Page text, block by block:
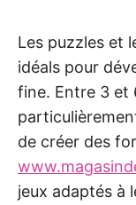
Les puzzles et
idéals pour
fine. Entre 3 et
de créer des
jeux adaptés à